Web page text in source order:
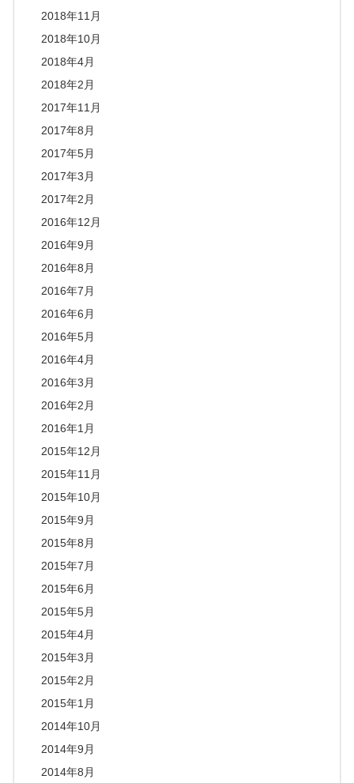
2018年11月
2018年10月
2018年4月
2018年2月
2017年11月
2017年8月
2017年5月
2017年3月
2017年2月
2016年12月
2016年9月
2016年8月
2016年7月
2016年6月
2016年5月
2016年4月
2016年3月
2016年2月
2016年1月
2015年12月
2015年11月
2015年10月
2015年9月
2015年8月
2015年7月
2015年6月
2015年5月
2015年4月
2015年3月
2015年2月
2015年1月
2014年10月
2014年9月
2014年8月